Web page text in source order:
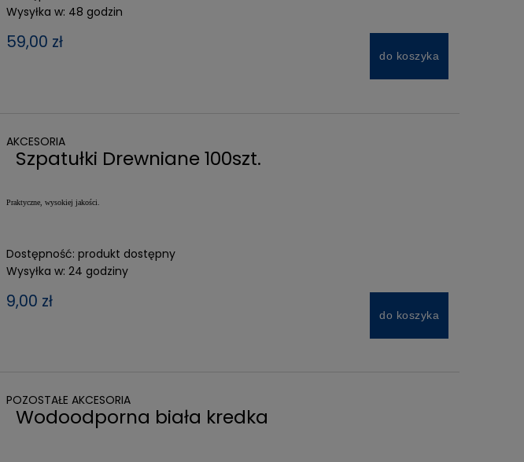
Wysyłka w: 48 godzin
59,00 zł
do koszyka
AKCESORIA
Szpatułki Drewniane 100szt.
Praktyczne, wysokiej jakości.
Dostępność: produkt dostępny
Wysyłka w: 24 godziny
9,00 zł
do koszyka
POZOSTAŁE AKCESORIA
Wodoodporna biała kredka